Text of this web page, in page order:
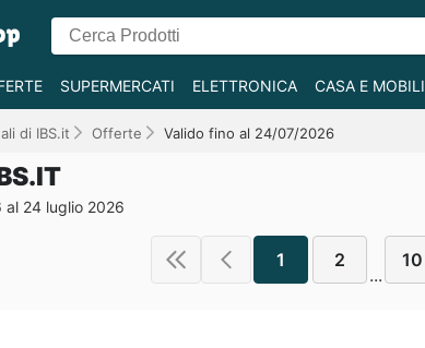
SUPERMERCATI ELETTRONICA CASA E MOBILI
di IBS.it Offerte Valido fino al 24/07/2026
al 24 luglio 2026
1 2
...
10